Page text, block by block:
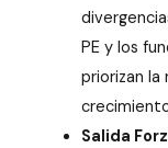
PE y los
priorizan
Salida